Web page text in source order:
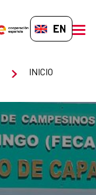
EN-GB
INICIO